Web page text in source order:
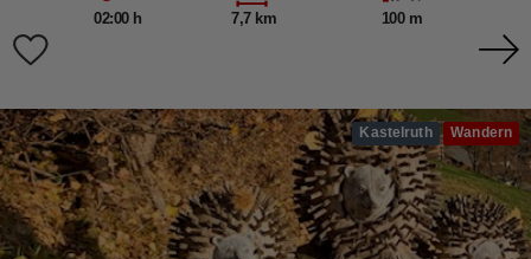
02:00 h 7,7 km 100 m
Kastelruth Wandern